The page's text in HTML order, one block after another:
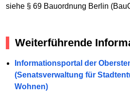
siehe § 69 Bauordnung Berlin
Weiterführende
Informationsportal der
(Senatsverwaltung für
Wohnen)